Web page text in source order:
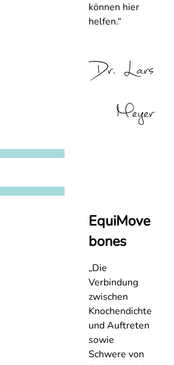
können hier
helfen.“
Dr. Lars
Meyer
EquiMove
bones
„Die
Verbindung
zwischen
Knochendichte
und Auftreten
sowie
Schwere von